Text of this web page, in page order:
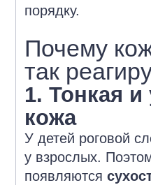
порядку.
Почему
так
1. Тонкая и
кожа
У детей роговой
у взрослых.
появляются